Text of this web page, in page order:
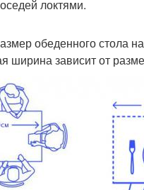
локтями.
обеденного стола
ширина зависит от